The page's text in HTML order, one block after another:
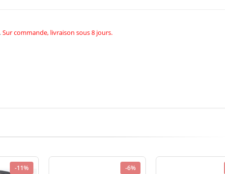
Sur commande, livraison sous 8 jours.
-11% -6%